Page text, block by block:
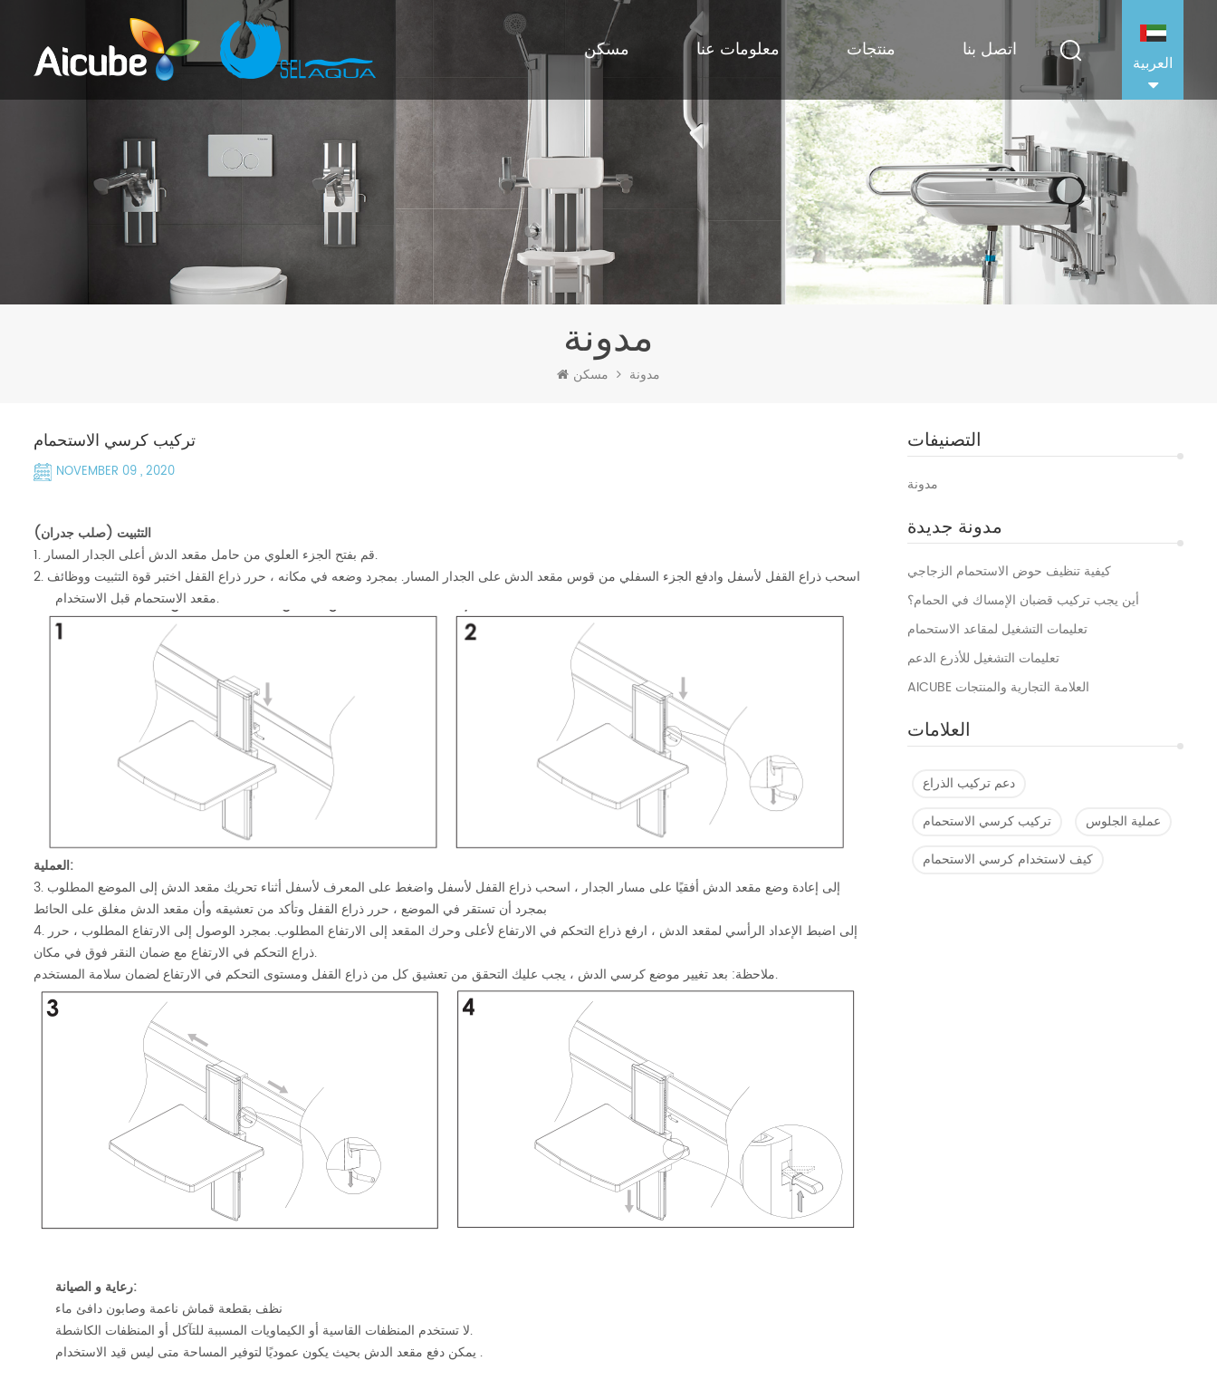
العربية
مسكن معلومات عنا منتجات اتصل بنا
مدونة
مسكن مدونة
التصنيفات
مدونة
مدونة جديدة
كيفية تنظيف حوض الاستحمام الزجاجي
أين يجب تركيب قضبان الإمساك في الحمام؟
تعليمات التشغيل لمقاعد الاستحمام
تعليمات التشغيل للأذرع الدعم
AICUBE العلامة التجارية والمنتجات
العلامات
دعم تركيب الذراع
تركيب كرسي الاستحمام
عملية الجلوس
كيف لاستخدام كرسي الاستحمام
تركيب كرسي الاستحمام
NOVEMBER 09 , 2020
التثبيت (صلب جدران)
1.
قم بفتح الجزء العلوي من حامل مقعد الدش أعلى الجدار المسار.
2. اسحب ذراع القفل لأسفل وادفع الجزء السفلي من قوس مقعد الدش على الجدار المسار. بمجرد وضعه في مكانه ، حرر ذراع القفل اختبر قوة التثبيت ووظائف
مقعد الاستحمام قبل الاستخدام.
العملية:
3. إلى إعادة وضع مقعد الدش أفقيًا على مسار الجدار ، اسحب ذراع القفل لأسفل واضغط على المعرف لأسفل أثناء تحريك مقعد الدش إلى الموضع المطلوب
بمجرد أن تستقر في الموضع ، حرر ذراع القفل وتأكد من تعشيقه وأن مقعد الدش مغلق على الحائط
4. إلى اضبط الإعداد الرأسي لمقعد الدش ، ارفع ذراع التحكم في الارتفاع لأعلى وحرك المقعد إلى الارتفاع المطلوب. بمجرد الوصول إلى الارتفاع المطلوب ، حرر
ذراع التحكم في الارتفاع مع ضمان النقر فوق في مكان.
ملاحظة: بعد تغيير موضع كرسي الدش ، يجب عليك التحقق من تعشيق كل من ذراع القفل ومستوى التحكم في الارتفاع لضمان سلامة المستخدم.
رعاية و الصيانة:
نظف بقطعة قماش ناعمة وصابون دافئ ماء
لا تستخدم المنظفات القاسية أو الكيماويات المسببة للتآكل أو المنظفات الكاشطة.
يمكن دفع مقعد الدش بحيث يكون عموديًا لتوفير المساحة متى ليس قيد الاستخدام .